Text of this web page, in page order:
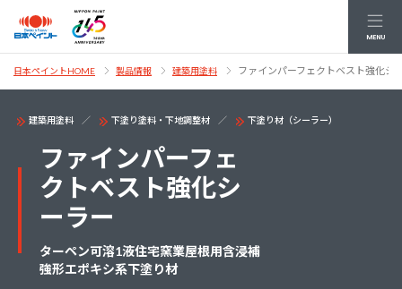
MENU
日本ペイントHOME 製品情報 建築用塗料 ファインパーフェクトベスト強化シ
建築用塗料 下塗り塗料・下地調整材 下塗り材（シーラー）
ファインパーフェ
クトベスト強化シ
ーラー
ターペン可溶1液住宅窯業屋根用含浸補
強形エポキシ系下塗り材